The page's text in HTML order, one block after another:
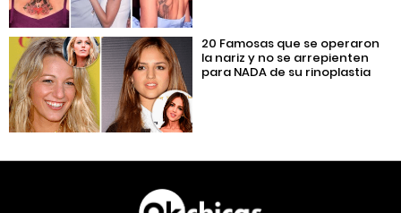
20 Famosas que se operaron
la nariz y no se arrepienten
para NADA de su rinoplastia